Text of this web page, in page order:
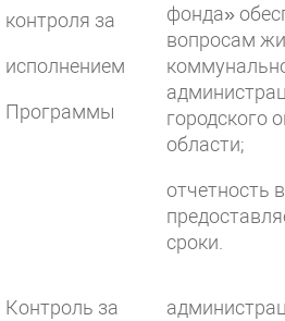
контроля за
исполнением
Программы
фонда»
вопросам
городского
области;
отчетность
сроки.
Контроль за